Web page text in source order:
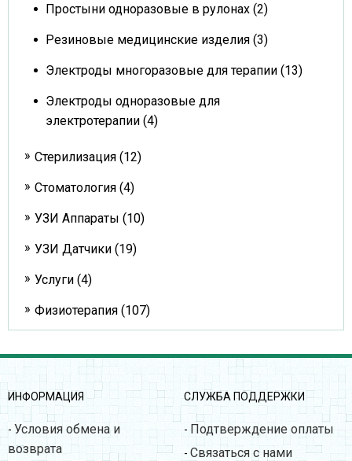
Простыни одноразовые в рулонах (2)
Резиновые медицинские изделия (3)
Электроды многоразовые для терапии (13)
Электроды одноразовые для
электротерапии (4)
Стерилизация (12)
Стоматология (4)
УЗИ Аппараты (10)
УЗИ Датчики (19)
Услуги (4)
Физиотерапия (107)
ИНФОРМАЦИЯ
- Условия обмена и
возврата
СЛУЖБА ПОДДЕРЖКИ
-Подтверждение оплаты
- Связаться с нами